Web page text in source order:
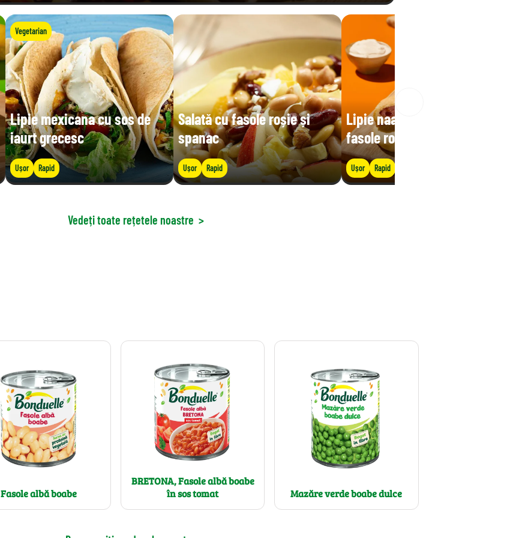
Vegetarian
Lipie mexicana cu sos de
iaurt grecesc
Ușor Rapid
Salată cu fasole roșie și
spanac
Ușor Rapid
Lipie naan cu brânză și
fasole roșie
Ușor Rapid
Vedeți toate rețetele noastre >
Fasole albă boabe
BRETONA, Fasole albă boabe
în sos tomat
Mazăre verde boabe dulce